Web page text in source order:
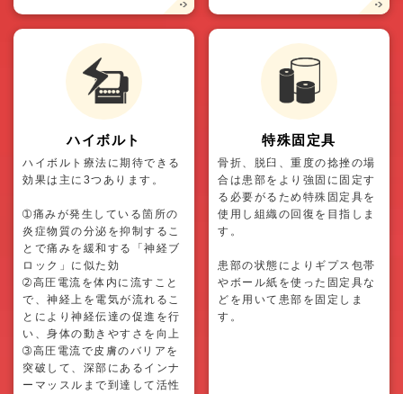
ハイボルト
ハイボルト療法に期待できる
効果は主に3つあります。
➀痛みが発生している箇所の
炎症物質の分泌を抑制するこ
とで痛みを緩和する「神経ブ
ロック」に似た効
➁高圧電流を体内に流すこと
で、神経上を電気が流れるこ
とにより神経伝達の促進を行
い、身体の動きやすさを向上
➂高圧電流で皮膚のバリアを
突破して、深部にあるインナ
ーマッスルまで到達して活性
特殊固定具
骨折、脱臼、重度の捻挫の場
合は患部をより強固に固定す
る必要がるため特殊固定具を
使用し組織の回復を目指しま
す。
患部の状態によりギプス包帯
やボール紙を使った固定具な
どを用いて患部を固定しま
す。